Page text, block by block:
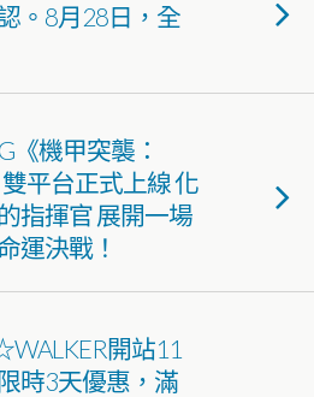
。8月28日，全
《機甲突襲：
雙平台正式上線 化
指揮官 展開一場
運決戰！
開站11
時3天優惠，滿